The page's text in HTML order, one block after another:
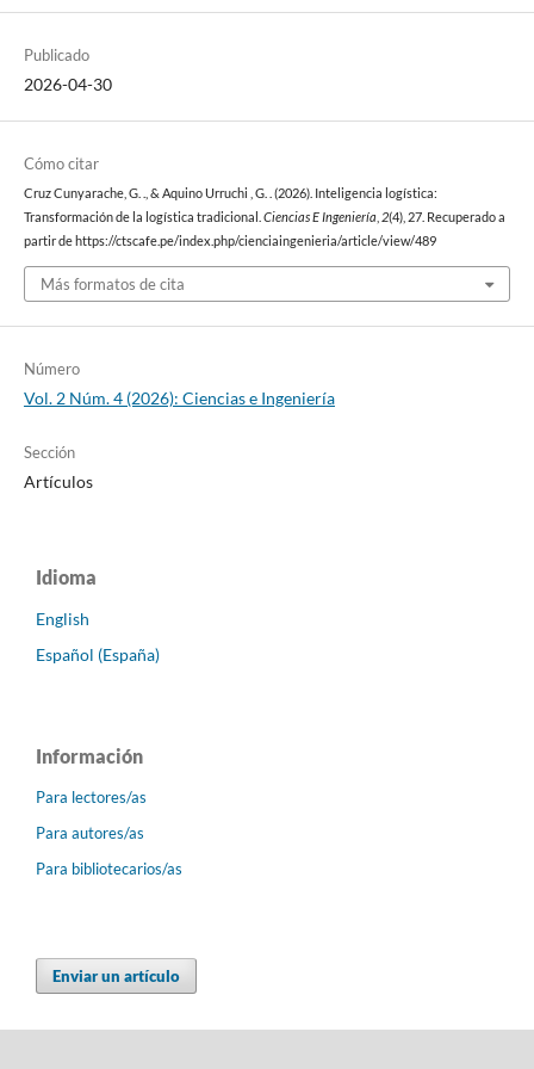
Publicado
2026-04-30
Cómo citar
Cruz Cunyarache, G. ., & Aquino Urruchi , G. . (2026). Inteligencia logística:
Transformación de la logística tradicional. Ciencias E Ingeniería 2(4), 27. Recuperado a
partir de https://ctscafe.pe/index.php/cienciaingenieria/article/view/489
Más formatos de cita
Número
Vol. 2 Núm. 4 (2026): Ciencias e Ingeniería
Sección
Artículos
Idioma
English
Español (España)
Información
Para lectores/as
Para autores/as
Para bibliotecarios/as
Enviar un artículo